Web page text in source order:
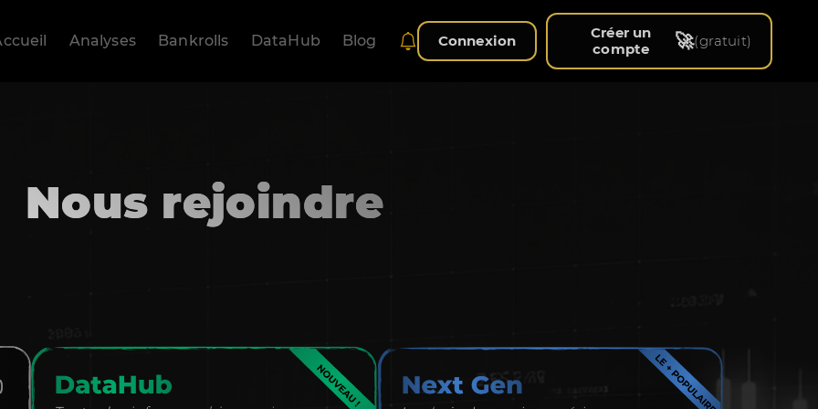
Analyses Bankrolls DataHub Blog Connexion
Créer un
compte
🚀(gratuit)
Nous rejoindre